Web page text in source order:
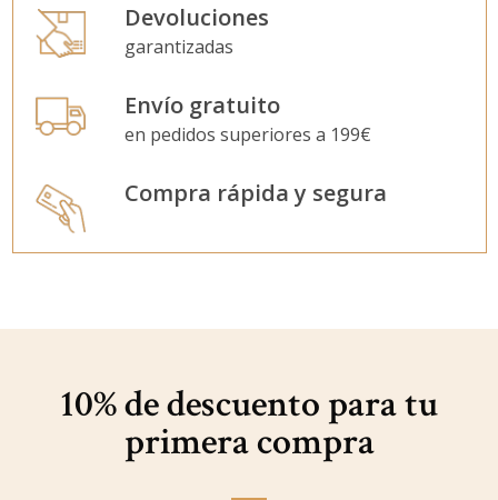
Devoluciones
garantizadas
Envío gratuito
en pedidos superiores a 199€
Compra rápida y segura
10% de descuento paratu
primera compra